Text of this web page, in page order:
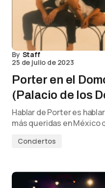
By Staff
25 de julio de 2023
Porter en el
(Palacio de los
Hablar de Porter es
más queridas en México
Conciertos